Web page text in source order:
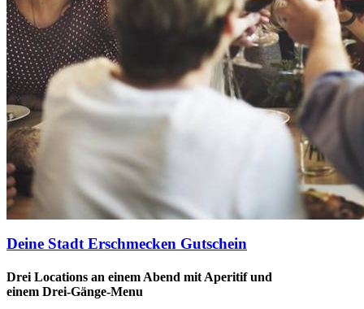
Deine Stadt Erschmecken Gutschein
Drei Locations an einem Abend mit Aperitif und
einem Drei-Gänge-Menu